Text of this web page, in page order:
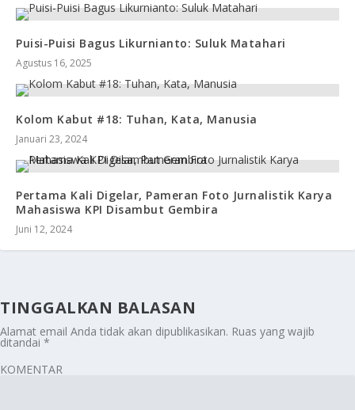
Puisi-Puisi Bagus Likurnianto: Suluk Matahari
Agustus 16, 2025
Kolom Kabut #18: Tuhan, Kata, Manusia
Januari 23, 2024
Pertama Kali Digelar, Pameran Foto Jurnalistik Karya
Mahasiswa KPI Disambut Gembira
Juni 12, 2024
TINGGALKAN BALASAN
Alamat email Anda tidak akan dipublikasikan. Ruas yang wajib
ditandai *
KOMENTAR